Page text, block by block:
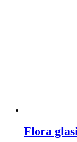
Flora